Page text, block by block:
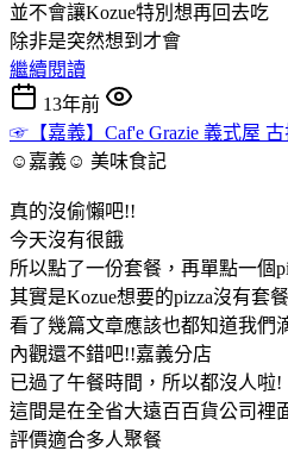
並不會讓Kozue特別想再回去吃
除非是突然想到才會
繼續閱讀
13年前
☞【嘉義】Caf'e Grazie 義式屋
☺嘉義☺ 美味食記
真的沒偷懶吧!!
今天沒有很餓
所以點了一份套餐，再單點一個
其實是Kozue想要的pizza沒有套
看了幾篇文章應該也都知道我們
內觀還不錯吧!!嘉義分店
已過了午餐時間，所以都沒人啦!
這間是在全省大遠百百貨公司裡
評價適合多人聚餐